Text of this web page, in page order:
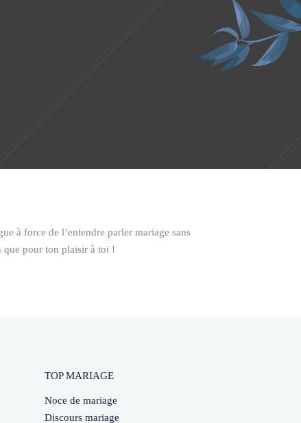
à force de l’entendre parler mariage sans
que pour ton plaisir à toi !
TOP MARIAGE
Noce de mariage
Discours mariage